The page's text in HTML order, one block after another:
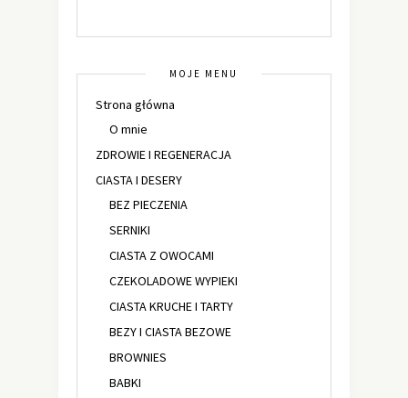
MOJE MENU
Strona główna
O mnie
ZDROWIE I REGENERACJA
CIASTA I DESERY
BEZ PIECZENIA
SERNIKI
CIASTA Z OWOCAMI
CZEKOLADOWE WYPIEKI
CIASTA KRUCHE I TARTY
BEZY I CIASTA BEZOWE
BROWNIES
BABKI